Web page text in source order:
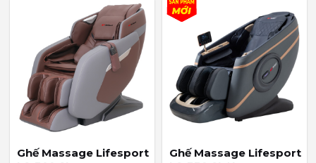
Ghế Massage Lifesport
Ghế Massage Lifesport